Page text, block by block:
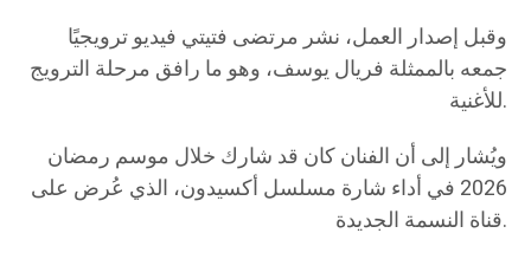
وقبل إصدار العمل، نشر مرتضى فتيتي فيديو ترويجيًا
جمعه بالممثلة فريال يوسف، وهو ما رافق مرحلة الترويج
للأغنية.
ويُشار إلى أن الفنان كان قد شارك خلال موسم رمضان
2026 في أداء شارة مسلسل أكسيدون، الذي عُرض على
قناة النسمة الجديدة.